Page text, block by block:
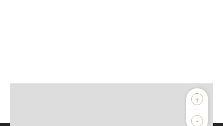
+
-